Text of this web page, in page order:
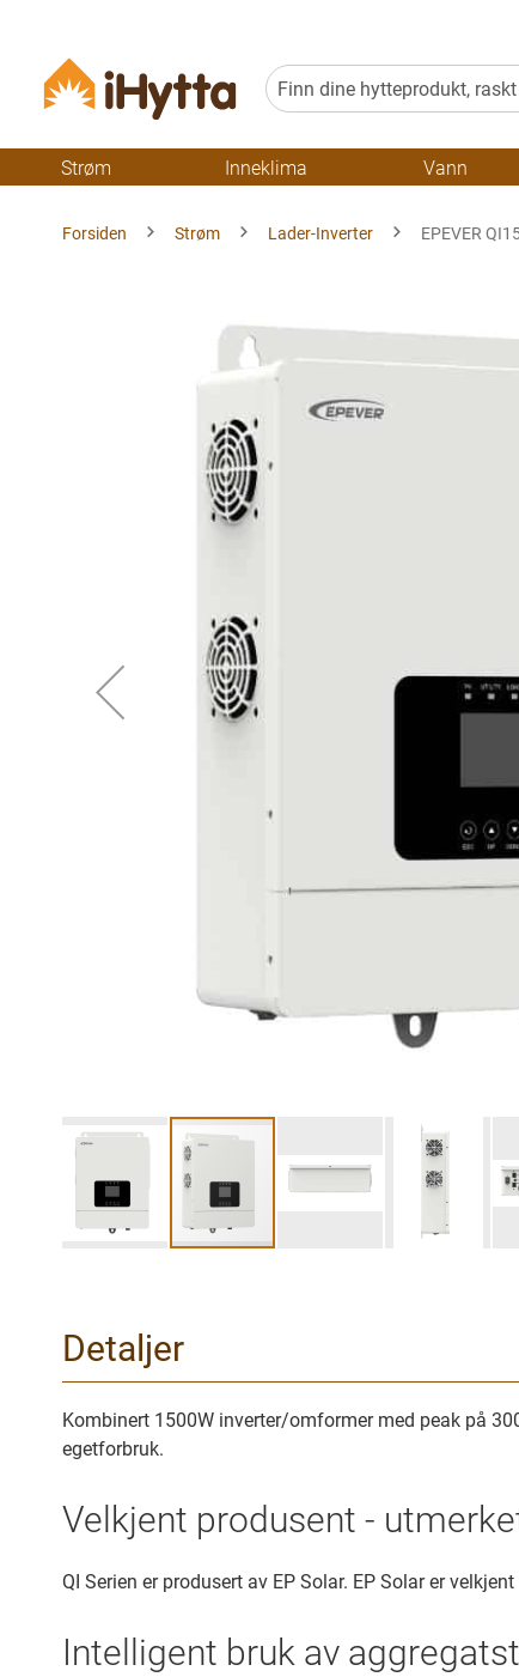
Strøm
Inneklima Vann
Forsiden Strøm Lader-Inverter EPEVER
av
bilder
galleriet
Detaljer
Kombinert 1500W inverter/omformer med peak på
egetforbruk.
Velkjent produsent -
QI Serien er produsert av EP Solar. EP Solar er
Intelligent bruk av